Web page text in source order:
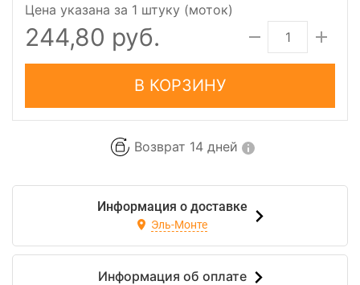
Цена указана за 1 штуку (моток)
244,80 руб.
В КОРЗИНУ
Возврат 14 дней
Информация о доставке
Эль-Монте
Информация об оплате